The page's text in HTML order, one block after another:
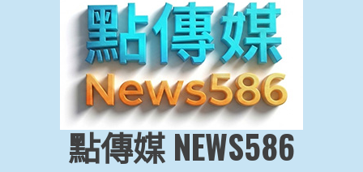
會
技
劇
點傳媒 NEWS586